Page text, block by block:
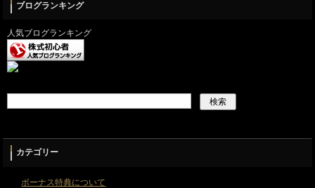
ブログランキング
人気ブログランキング
カテゴリー
ボーナス特典について